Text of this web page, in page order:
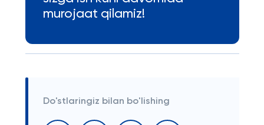
murojaat qilamiz!
Do'stlaringiz bilan bo'lishing